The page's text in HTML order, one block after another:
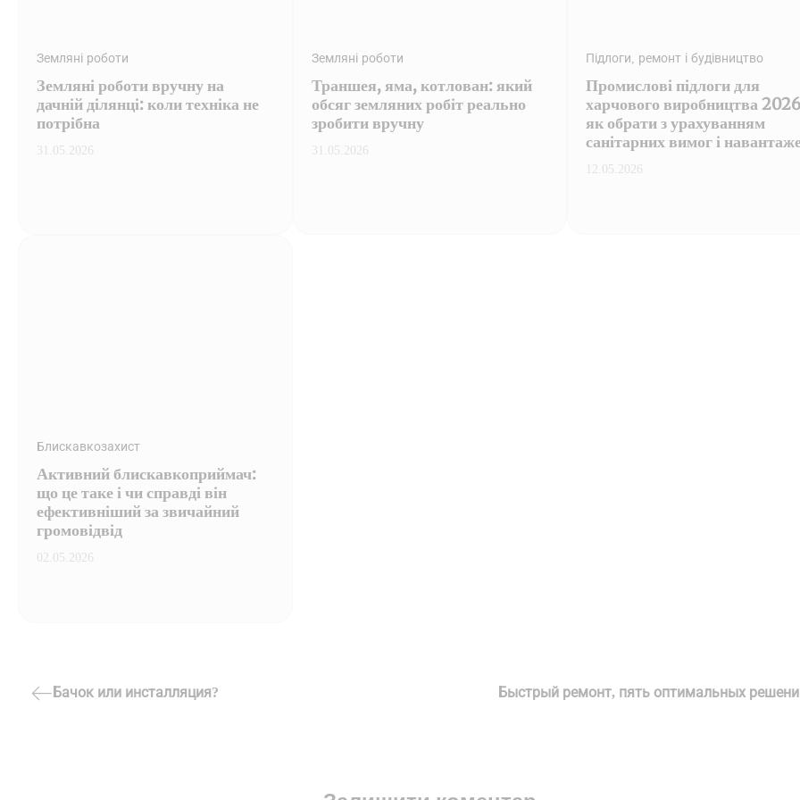
Земляні роботи
Земляні роботи вручну на
дачній ділянці: коли техніка не
потрібна
31.05.2026
Земляні роботи
Траншея, яма, котлован: який
обсяг земляних робіт реально
зробити вручну
31.05.2026
Підлоги, ремонт і будівництво
Промислові підлоги для
харчового виробництва
як обрати з урахуванням
санітарних вимог і
12.05.2026
Блискавкозахист
Активний блискавкоприймач:
що це таке і чи справді він
ефективніший за звичайний
громовідвід
02.05.2026
Навігація
Previous
Бачок или инсталляция? Быстрый ремонт, пять оптимальных